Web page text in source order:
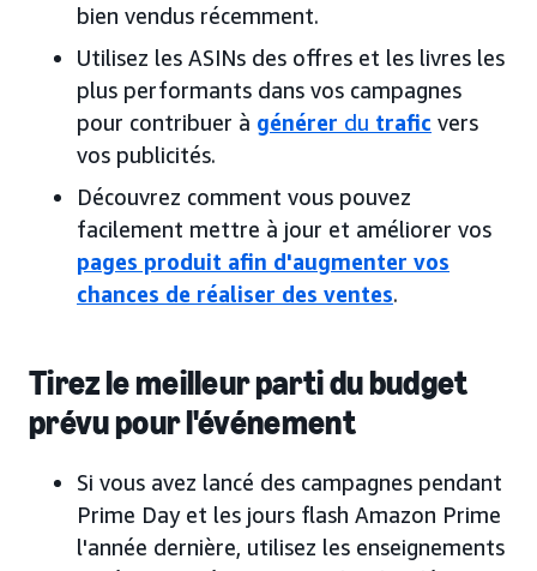
bien vendus récemment.
Utilisez les ASINs des offres et les livres les
plus performants dans vos campagnes
pour contribuer à générer du trafic vers
vos publicités.
Découvrez comment vous pouvez
facilement mettre à jour et améliorer vos
pages produit afin d'augmenter vos
chances de réaliser des ventes.
Tirez le meilleur parti du budget
prévu pour l'événement
Si vous avez lancé des campagnes pendant
Prime Day et les jours flash Amazon Prime
l'année dernière, utilisez les enseignements